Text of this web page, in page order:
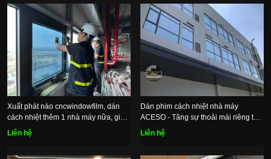
Xuất phát nào cncwindowfilm, dán
cách nhiệt thêm 1 nhà máy nữa, giải
pháp chống nắng tối ưu hiệu quả
bền vững
Liên hệ
Dán phim cách nhiệt nhà máy
ACESO - Tăng sự thoải mái riêng tư,
tiết kiệm chi phí hệ thống làm mát
Liên hệ